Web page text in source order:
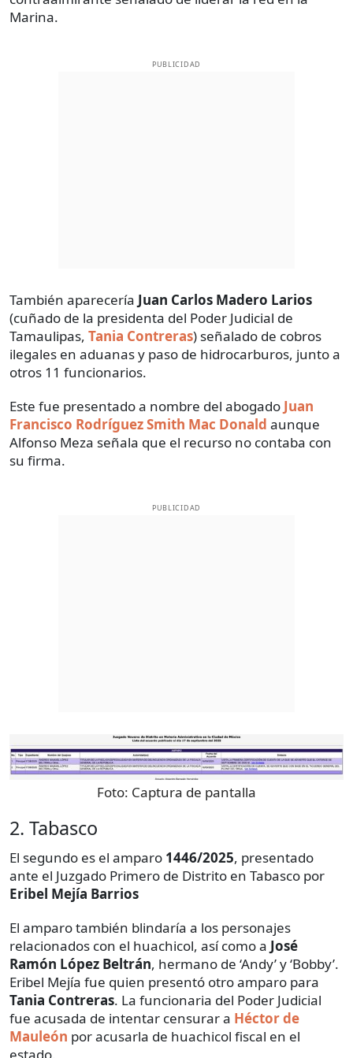
Marina.
PUBLICIDAD
También aparecería Juan Carlos Madero Larios
(cuñado de la presidenta del Poder Judicial de
Tamaulipas, Tania Contreras) señalado de cobros
ilegales en aduanas y paso de hidrocarburos, junto a
otros 11 funcionarios.
Este fue presentado a nombre del abogado Juan
Francisco Rodríguez Smith Mac Donald aunque
Alfonso Meza señala que el recurso no contaba con
su firma.
PUBLICIDAD
Foto: Captura de pantalla
2. Tabasco
El segundo es el amparo 1446/2025, presentado
ante el Juzgado Primero de Distrito en Tabasco por
Eribel Mejía Barrios
El amparo también blindaría a los personajes
relacionados con el huachicol, así como a José
Ramón López Beltrán, hermano de ‘Andy’ y ‘Bobby’.
Eribel Mejía fue quien presentó otro amparo para
Tania Contreras. La funcionaria del Poder Judicial
fue acusada de intentar censurar a Héctor de
Mauleón por acusarla de huachicol fiscal en el